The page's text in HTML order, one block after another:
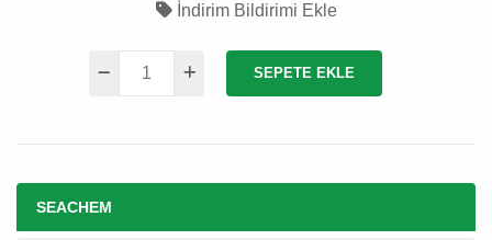
İndirim Bildirimi Ekle
SEPETE EKLE
SEACHEM